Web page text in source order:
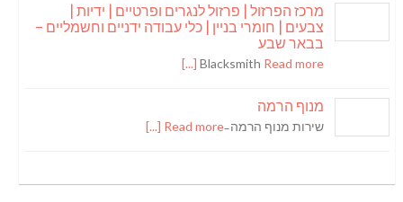
מרכז הפרזול | פרזול לנגרים ופרטיים | ידיות |
צבעים | חומרי בניין | כלי עבודה ידניים וחשמליים –
בבאר שבע
Blacksmith Read more [...]
מנוף הרמה
שירות מנוף הרמה ̵Read more [...]